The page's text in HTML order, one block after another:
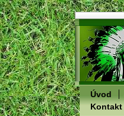
Úvod
Kontakt